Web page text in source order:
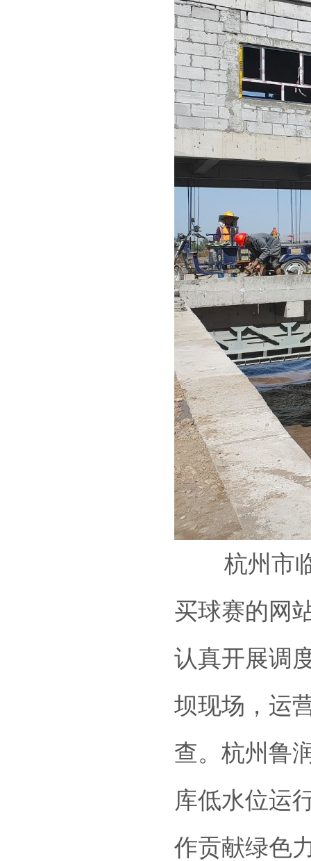
杭州市临
买球赛的网
认真开展调
坝现场，运
查。杭州鲁
库低水位运
作贡献绿色